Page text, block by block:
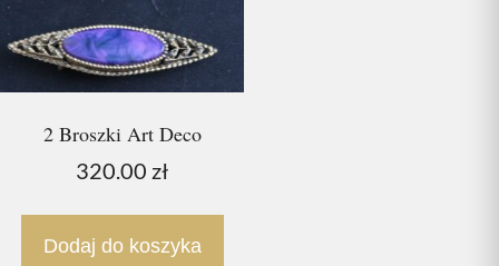
2 Broszki Art Deco
320.00 zł
Dodaj do koszyka